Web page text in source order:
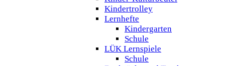
Kindertrolley
Lernhefte
Kindergarten
Schule
LÜK Lernspiele
Schule